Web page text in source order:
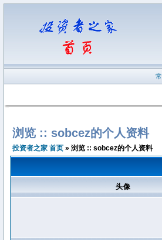
浏览 :: sobcez的个人资料
投资者之家 首页 » 浏览 :: sobcez的个人资料
头像